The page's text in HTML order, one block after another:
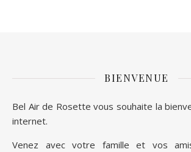
BIENVENUE
Bel Air de Rosette vous souhaite la
internet.
Venez avec votre famille et vos